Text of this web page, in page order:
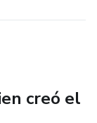
creó el